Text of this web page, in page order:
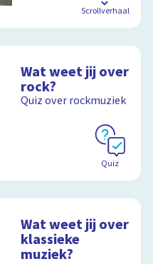
Scrollverhaal
Wat weet jij over
rock?
Quiz over rockmuziek
Quiz
Wat weet jij over
klassieke
muziek?